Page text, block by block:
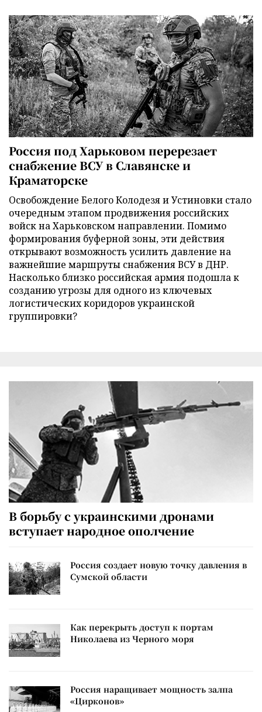
Россия под Харьковом перерезает
снабжение ВСУ в Славянске и
Краматорске
Освобождение Белого Колодезя и Устиновки стало
очередным этапом продвижения российских
войск на Харьковском направлении. Помимо
формирования буферной зоны, эти действия
открывают возможность усилить давление на
важнейшие маршруты снабжения ВСУ в ДНР.
Насколько близко российская армия подошла к
созданию угрозы для одного из ключевых
логистических коридоров украинской
группировки?
В борьбу с украинскими дронами
вступает народное ополчение
Россия создает новую точку давления в
Сумской области
Как перекрыть доступ к портам
Николаева из Черного моря
Россия наращивает мощность залпа
«Цирконов»